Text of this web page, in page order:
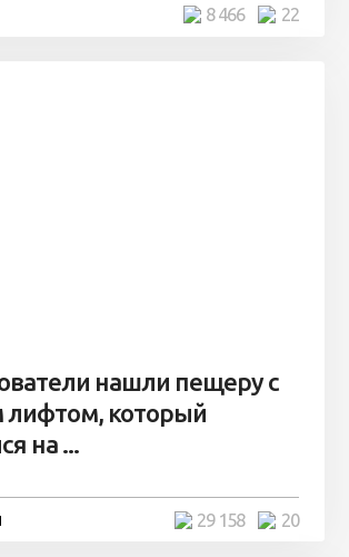
22
8 466
нашли пещеру с
который
на ...
20
29 158